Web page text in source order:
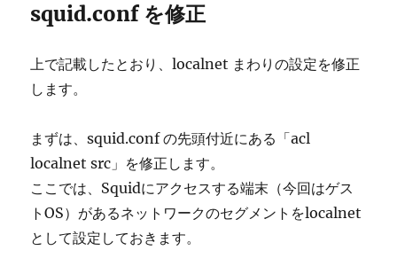
squid.conf を修正
上で記載したとおり、localnet まわりの設定を修正
します。
まずは、squid.conf の先頭付近にある「acl
localnet src」を修正します。
ここでは、Squidにアクセスする端末（今回はゲス
トOS）があるネットワークのセグメントをlocalnet
として設定しておきます。